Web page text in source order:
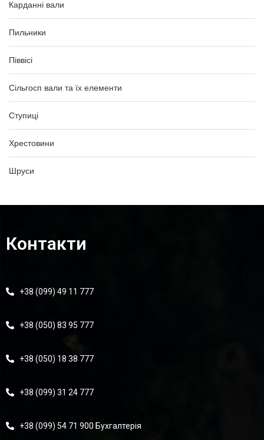
Карданні вали
Пильники
Піввісі
Сільгосп вали та їх елементи
Ступиці
Хрестовини
Шруси
Контакти
+38 (099) 49 11 777
+38 (050) 83 95 777
+38 (050) 18 38 777
+38 (099) 31 24 777
+38 (099) 54 71 900 Бухгалтерія